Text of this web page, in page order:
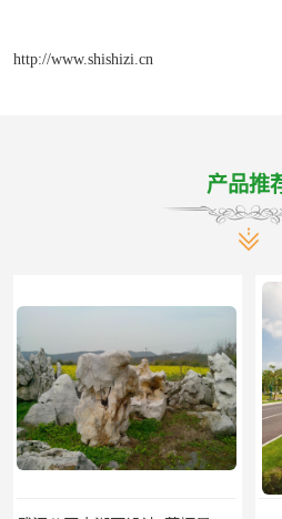
http://www.shishizi.cn
产品推